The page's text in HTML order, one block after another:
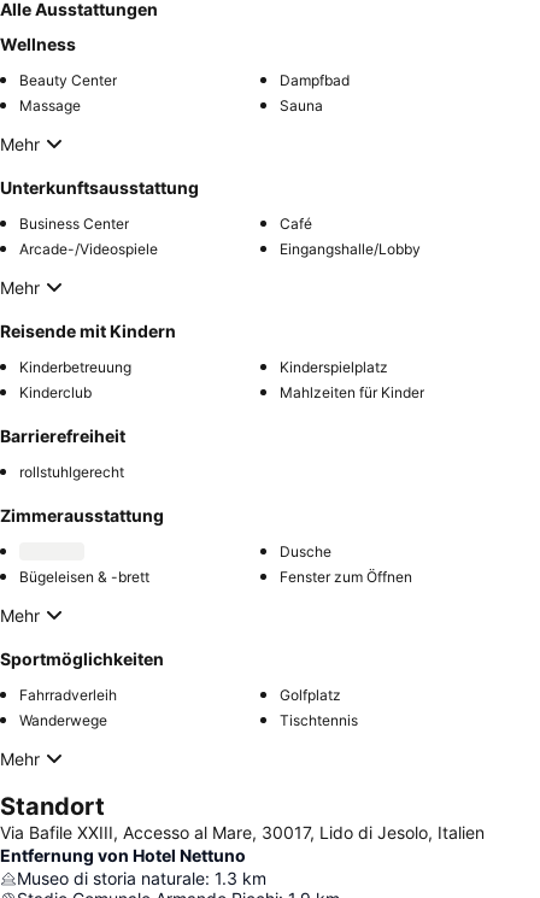
Alle Ausstattungen
Wellness
Beauty Center
Dampfbad
Massage
Sauna
Mehr
Unterkunftsausstattung
Business Center
Café
Arcade-/Videospiele
Eingangshalle/Lobby
Mehr
Reisende mit Kindern
Kinderbetreuung
Kinderspielplatz
Kinderclub
Mahlzeiten für Kinder
Barrierefreiheit
rollstuhlgerecht
Zimmerausstattung
Dusche
Bügeleisen & -brett
Fenster zum Öffnen
Mehr
Sportmöglichkeiten
Fahrradverleih
Golfplatz
Wanderwege
Tischtennis
Mehr
Standort
Via Bafile XXIII, Accesso al Mare, 30017, Lido di Jesolo, Italien
Entfernung von Hotel Nettuno
Museo di storia naturale: 1.3 km